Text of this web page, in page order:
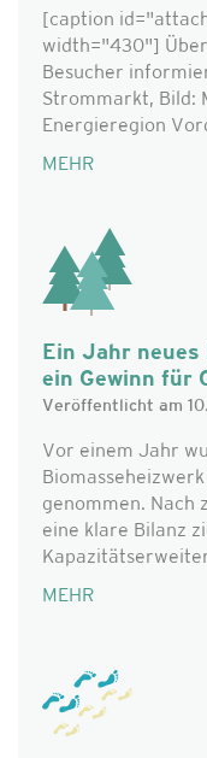
[caption
width="430"] Über
Besucher
Strommarkt, Bild:
Energieregion
MEHR
Ein Jahr neues
ein Gewinn für
Veröffentlicht am
Vor einem Jahr
genommen. Nach
eine klare Bilanz
MEHR